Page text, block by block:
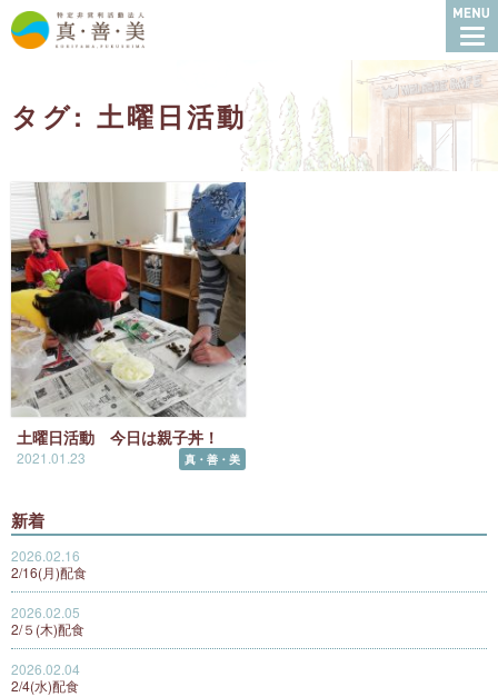
特定非営利活動法
タグ: 土曜日活動
土曜日活動 今日は親子丼！
2021.01.23 真・善・美
新着
2026.02.16
2/16(月)配食
2026.02.05
2/５(木)配食
2026.02.04
2/4(水)配食